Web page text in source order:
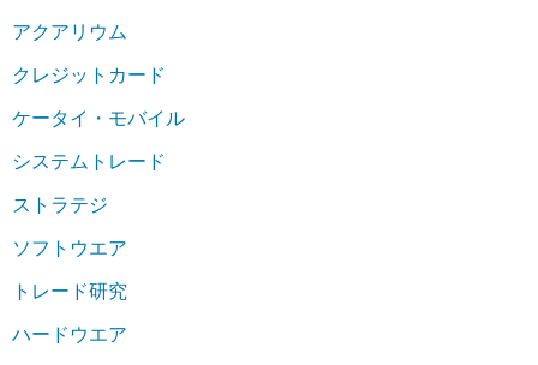
アクアリウム
クレジットカード
ケータイ・モバイル
システムトレード
ストラテジ
ソフトウエア
トレード研究
ハードウエア